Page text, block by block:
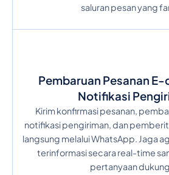
saluran pesan yang
Pembaruan Pesanan
Notifikasi
Kirim konfirmasi pesanan,
notifikasi pengiriman, dan
langsung melalui WhatsApp. Jaga
terinformasi secara real-time
pertanyaan